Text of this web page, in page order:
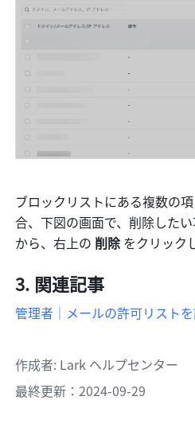
ブロックリストにある複数の
合、下図の画面で、削除した
から、右上の 削除 をクリック
関連記事
管理者｜メールの許可リスト
作成者: Lark ヘルプセンター
最終更新：2024-09-29